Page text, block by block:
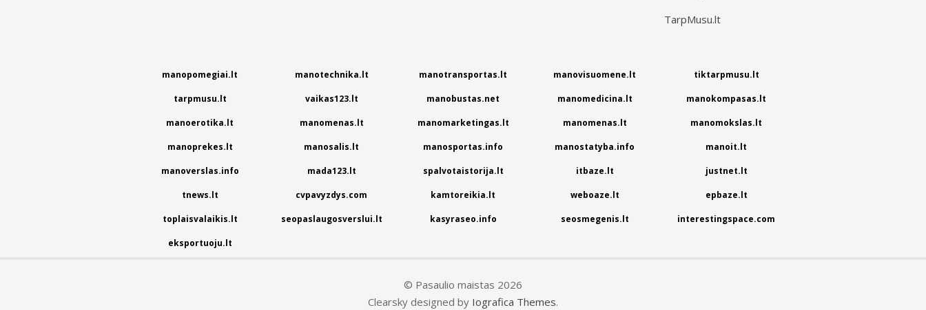
TarpMusu.lt
manopomegiai.lt manotechnika.lt manotransportas.lt manovisuomene.lt tiktarpmusu.lt
tarpmusu.lt vaikas123.lt manobustas.net manomedicina.lt manokompasas.lt
manoerotika.lt manomenas.lt manomarketingas.lt manomenas.lt manomokslas.lt
manoprekes.lt manosalis.lt manosportas.info manostatyba.info manoit.lt
manoverslas.info mada123.lt spalvotaistorija.lt itbaze.lt justnet.lt
tnews.lt cvpavyzdys.com kamtoreikia.lt weboaze.lt epbaze.lt
toplaisvalaikis.lt seopaslaugosverslui.lt kasyraseo.info seosmegenis.lt interestingspace.com
eksportuoju.lt
© Pasaulio maistas 2026
Clearsky designed by Iografica Themes.